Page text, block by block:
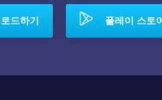
드하기 플레이 스토